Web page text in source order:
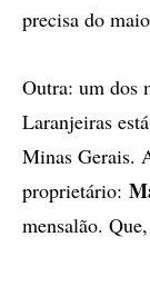
precisa do
Outra: um dos
Laranjeiras
Minas Gerais.
proprietário:
mensalão.